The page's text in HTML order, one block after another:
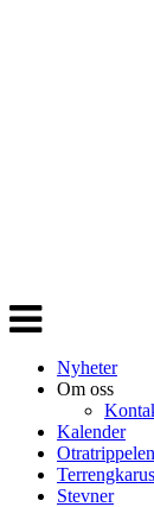
Veksle
navigasjon
Nyheter
Om oss
Kalender
Otratrippelen
Stevner